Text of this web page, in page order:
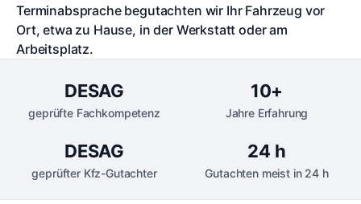
Terminabsprache begutachten wir Ihr Fahrzeug vor
Ort, etwa zu Hause, in der Werkstatt oder am
Arbeitsplatz.
DESAG
geprüfte Fachkompetenz
10+
Jahre Erfahrung
DESAG
geprüfter Kfz-Gutachter
24 h
Gutachten meist in 24 h